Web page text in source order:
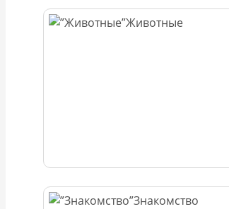
Животные
Знакомство